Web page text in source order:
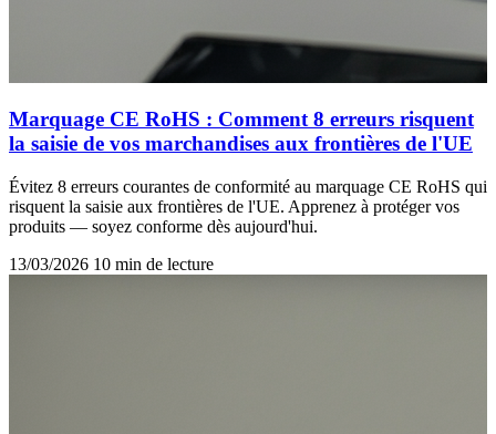
Marquage CE RoHS : Comment 8 erreurs risquent
la saisie de vos marchandises aux frontières de l'UE
Évitez 8 erreurs courantes de conformité au marquage CE RoHS qui
risquent la saisie aux frontières de l'UE. Apprenez à protéger vos
produits — soyez conforme dès aujourd'hui.
13/03/2026 10 min de lecture